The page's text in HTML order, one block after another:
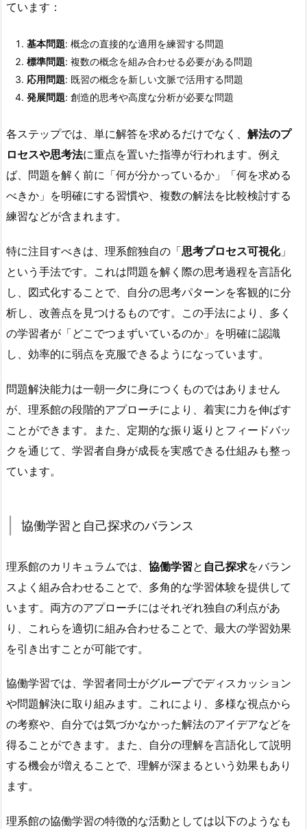
ています：
基本問題: 概念の直接的な適用を練習する問題
標準問題: 複数の概念を組み合わせる必要がある問題
応用問題: 既習の概念を新しい文脈で活用する問題
発展問題: 創造的思考や高度な分析が必要な問題
各ステップでは、単に解答を求めるだけでなく、 解法のプ
ロセスや思考法に重点を置いた指導が行われます。例え
ば、問題を解く前に「何が分かっているか」「何を求める
べきか」を明確にする習慣や、複数の解法を比較検討する
練習などが含まれます。
特に注目すべきは、理系館独自の「思考プロセス可視化」
という手法です。これは問題を解く際の思考過程を言語化
し、図式化することで、自分の思考パターンを客観的に分
析し、改善点を見つけるものです。この手法により、多く
の学習者が「どこでつまずいているのか」を明確に認識
し、効率的に弱点を克服できるようになっています。
問題解決能力は一朝一夕に身につくものではありません
が、理系館の段階的アプローチにより、着実に力を伸ばす
ことができます。また、定期的な振り返りとフィードバッ
クを通じて、学習者自身が成長を実感できる仕組みも整っ
ています。
協働学習と自己探求のバランス
理系館のカリキュラムでは、 協働学習と 自己探求をバラン
スよく組み合わせることで、多角的な学習体験を提供して
います。両方のアプローチにはそれぞれ独自の利点があ
り、これらを適切に組み合わせることで、最大の学習効果
を引き出すことが可能です。
協働学習では、学習者同士がグループでディスカッション
や問題解決に取り組みます。これにより、多様な視点から
の考察や、自分では気づかなかった解法のアイデアなどを
得ることができます。また、自分の理解を言語化して説明
する機会が増えることで、理解が深まるという効果もあり
ます。
理系館の協働学習の特徴的な活動としては以下のようなも